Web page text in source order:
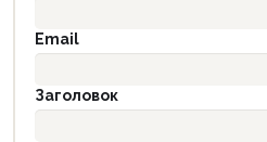
Email
Заголовок